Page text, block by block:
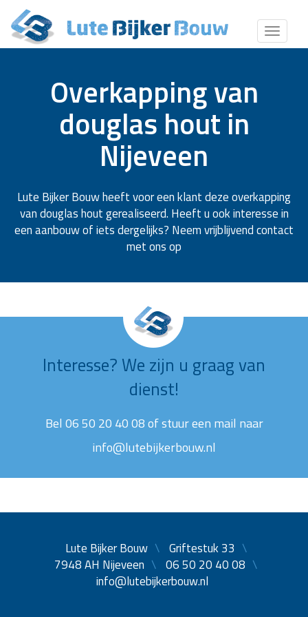
Toggle
Overkapping van
douglas hout in
Nijeveen
Lute Bijker Bouw heeft voor een klant deze overkapping
van douglas hout gerealiseerd. Heeft u ook interesse in
een aanbouw of iets dergelijks? Neem vrijblijvend contact
met ons op
Interesse? We zijn u graag van
dienst!
Bel 06 50 20 40 08 of stuur een mail naar
info@lutebijkerbouw.nl
Lute Bijker Bouw
Griftestuk 33
7948 AH Nijeveen
06 50 20 40 08
info@lutebijkerbouw.nl